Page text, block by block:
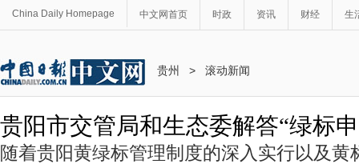
China Daily Homepage 中文网首页 时政 资讯 财经 生
贵州 > 滚动新闻
贵阳市交管局和生态委解答“绿标
随着贵阳黄绿标管理制度的深入实行以及黄